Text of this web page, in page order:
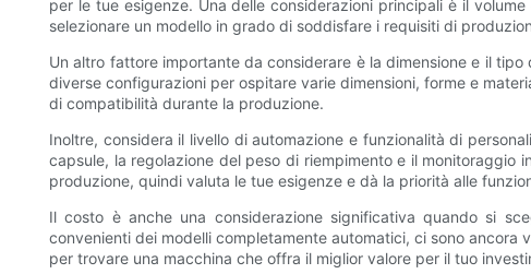
per le tue esigenze. Una delle considerazioni principali è il
selezionare un modello in grado di soddisfare i requisiti di
Un altro fattore importante da considerare è la dimensione e il
diverse configurazioni per ospitare varie dimensioni, forme e
di compatibilità durante la produzione.
Inoltre, considera il livello di automazione e funzionalità di
capsule, la regolazione del peso di riempimento e il monitoraggio
produzione, quindi valuta le tue esigenze e dà la priorità alle
Il costo è anche una considerazione significativa quando si
convenienti dei modelli completamente automatici, ci sono
per trovare una macchina che offra il miglior valore per il tuo